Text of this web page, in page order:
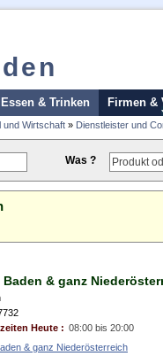
Essen & Trinken Firmen &
und Wirtschaft » Dienstleister und
Was ?
& ganz
Heute : 08:00 bis 20:00
& ganz Niederösterreich